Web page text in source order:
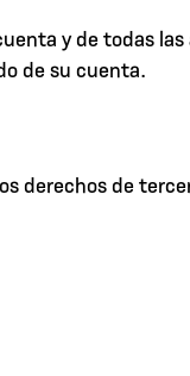
y de todas
de su cuenta.
derechos de